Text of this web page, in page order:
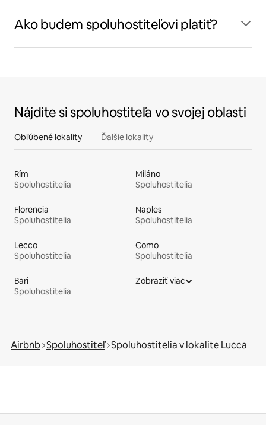
Ako budem spoluhostiteľovi platiť?
Nájdite si spoluhostiteľa vo svojej oblasti
Obľúbené lokality Ďalšie lokality
Rím
Spoluhostitelia
Miláno
Spoluhostitelia
Florencia
Spoluhostitelia
Naples
Spoluhostitelia
Lecco
Spoluhostitelia
Como
Spoluhostitelia
Bari
Spoluhostitelia
Zobraziť viac
Airbnb Spoluhostiteľ Spoluhostitelia v lokalite Lucca